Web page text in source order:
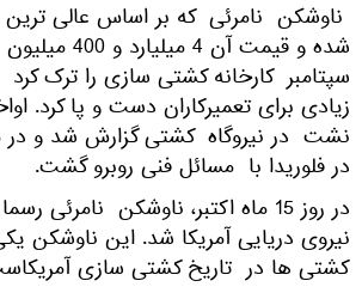
ناوشکن نامرئی که بر اساس عالی
سپتامبر کارخانه کشتی سازی را ترک
زیادی برای تعمیرکاران دست و پا کرد.
نشت در نیروگاه کشتی گزارش شد و در
در فلوریدا با مسائل فنی روبرو گشت.
در روز 15 ماه اکتبر، ناوشکن نامرئی
نیروی دریایی آمریکا شد. این ناوشکن
کشتی ها در تاریخ کشتی سازی